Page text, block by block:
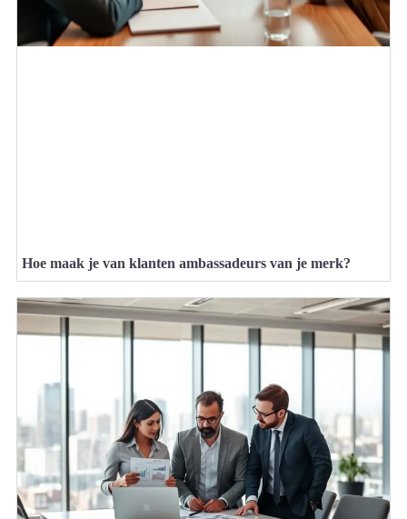
Hoe maak je van klanten ambassadeurs van je merk?